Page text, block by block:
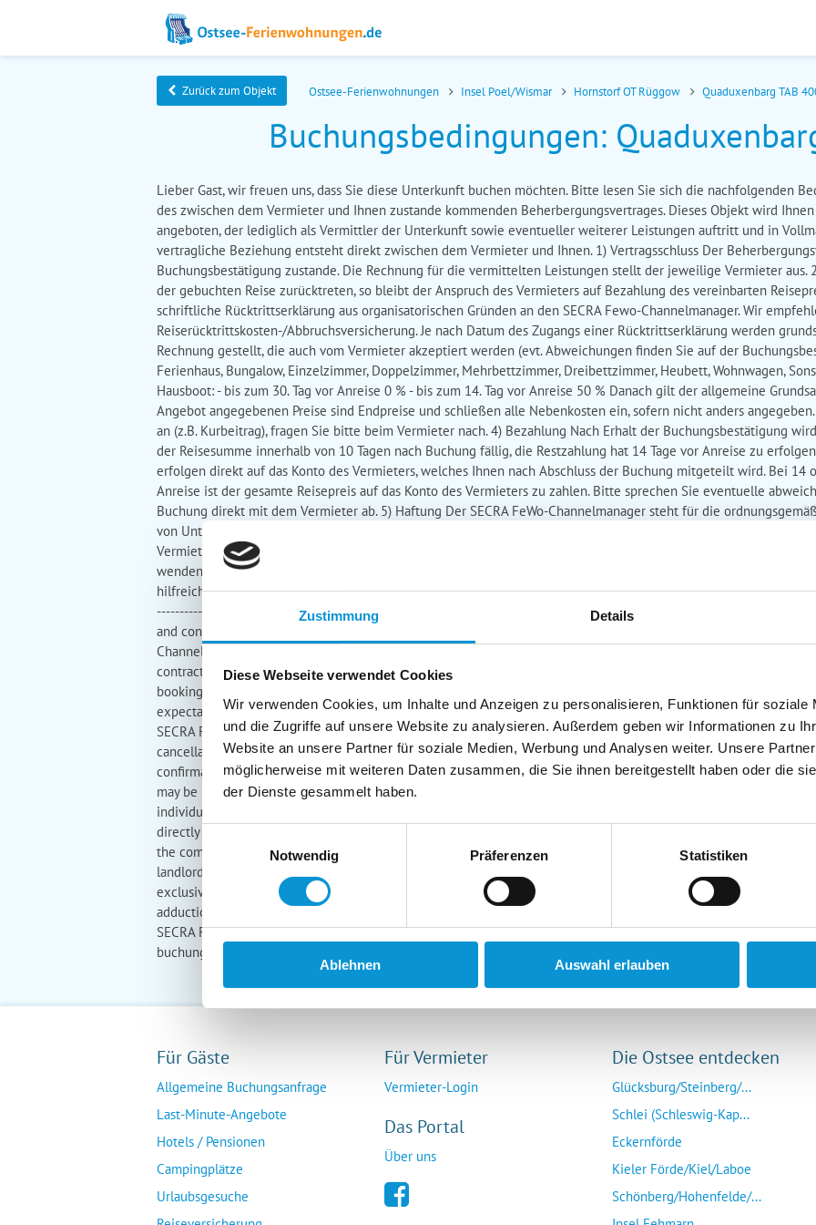
Zustimmung Details
Diese Webseite verwendet Cookies
Wir verwenden Cookies, um Inhalte und Anzeigen zu personalisieren, Funktionen für soziale
und die Zugriffe auf unsere Website zu analysieren. Außerdem geben wir Informationen zu
Website an unsere Partner für soziale Medien, Werbung und Analysen weiter. Unsere
möglicherweise mit weiteren Daten zusammen, die Sie ihnen bereitgestellt haben oder die
der Dienste gesammelt haben.
Notwendig
Präferenzen Statistiken
Ablehnen Auswahl erlauben
Zurück zum Objekt Ostsee-Ferienwohnungen Insel Poel/Wismar Hornstorf OT Rüggow Quaduxenbarg TAB
Buchungsbedingungen:
Lieber Gast, wir freuen uns, dass Sie diese Unterkunft buchen möchten. Bitte lesen Sie sich die nachfolgenden
des zwischen dem Vermieter und Ihnen zustande kommenden Beherbergungsvertrages. Dieses Objekt wird Ihnen
angeboten, der lediglich als Vermittler der Unterkunft sowie eventueller weiterer Leistungen auftritt und in
vertragliche Beziehung entsteht direkt zwischen dem Vermieter und Ihnen. 1) Vertragsschluss Der
Buchungsbestätigung zustande. Die Rechnung für die vermittelten Leistungen stellt der jeweilige Vermieter
der gebuchten Reise zurücktreten, so bleibt der Anspruch des Vermieters auf Bezahlung des vereinbarten
schriftliche Rücktrittserklärung aus organisatorischen Gründen an den SECRA Fewo-Channelmanager. Wir
Reiserücktrittskosten-/Abbruchsversicherung. Je nach Datum des Zugangs einer Rücktrittserklärung werden
Rechnung gestellt, die auch vom Vermieter akzeptiert werden (evt. Abweichungen finden Sie auf der
Ferienhaus, Bungalow, Einzelzimmer, Doppelzimmer, Mehrbettzimmer, Dreibettzimmer, Heubett, Wohnwagen,
Hausboot: - bis zum 30. Tag vor Anreise 0 % - bis zum 14. Tag vor Anreise 50 % Danach gilt der allgemeine
Angebot angegebenen Preise sind Endpreise und schließen alle Nebenkosten ein, sofern nicht anders
an (z.B. Kurbeitrag), fragen Sie bitte beim Vermieter nach. 4) Bezahlung Nach Erhalt der Buchungsbestätigung
der Reisesumme innerhalb von 10 Tagen nach Buchung fällig, die Restzahlung hat 14 Tage vor Anreise zu
erfolgen direkt auf das Konto des Vermieters, welches Ihnen nach Abschluss der Buchung mitgeteilt wird. Bei 14
Anreise ist der gesamte Reisepreis auf das Konto des Vermieters zu zahlen. Bitte sprechen Sie eventuelle
Buchung direkt mit dem Vermieter ab. 5) Haftung Der SECRA FeWo-Channelmanager steht für die
von Unterkünften) ein. Für die Erbringung der gebuchten Leistungen selbst und eventuelle Mängel der
Vermieter. 6) Reklamationen Soweit Mängel bei der Erbringung der gebuchten Leistung auftreten, sollten Sie
wenden. Sollten Sie mit Ihrem Vermieter zu keiner Einigung kommen, wenden Sie sich bitte an den SECRA
hilfreich zur Seite. -------------------------------------------------------------------------------------- ENGLISH VERSION
--------------------- General booking conditions Dear guest, we are pleased that you would like to book this
and conditions carefully - they are part of the accommodation contract between the landlord and yourself. This
Channelmanager, who only acts as a broker for the accommodation and possible additional services and acts in
contract is made directly between the landlord and the guest. 1) Conclusion of contract The accommodation
booking confirmation. The invoice for the mediated services is issued by the respective landlord. 2) Cancellation
expectations, the landlord's claim for payment of the agreed travel price remains. For administrative reasons,
SECRA Fewo-Channelmanager. We therefore recommend the use of a travel cancellation cost / abort insurance.
cancellation notice, the following rates will be charged, which are also accepted by the landlord (possible
confirmation): 3) Prices / Services The prices stated in the offer are final prices and include all additional costs,
may be incurred on site (e.g. visitor's tax), please contact the landlord. 4) Payment After reception of the booking
individual cases until 30% is due within 10 days, the final payment must be made 14 days before arrival. All
directly to the account of the landlord, which you will receive after the booking has been confirmed. In case of
the complete travel price must be paid to the account of the lessor. Please discuss possible deviating
landlord. 5) Liability The SECRA Fewo-Channelmanager is responsible for the proper delivery of its service
exclusively liable for the fulfillment of the booked services itself and any shortcomings of the service provided.
adduction of the booked service, you should first contact the respective landlord. If you cannot reach an
SECRA Fewo-Channelmanager. We are happy to help you. SECRA Bookings GmbH Wagrienring 2 23730
buchung@fewo-channelmanager.de
Für Gäste
Allgemeine Buchungsanfrage
Last-Minute-Angebote
Hotels / Pensionen
Campingplätze
Urlaubsgesuche
Für Vermieter
Vermieter-Login
Das Portal
Über uns
Die Ostsee entdecken
Glücksburg/Steinberg/...
Schlei (Schleswig-Kap...
Eckernförde
Kieler Förde/Kiel/Laboe
Schönberg/Hohenfelde/...